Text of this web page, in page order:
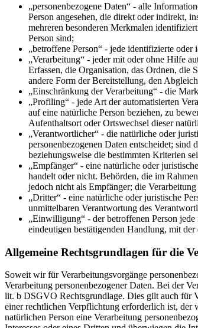
„personenbezogene Daten“ - alle
Person angesehen, die direkt oder indirekt,
mehreren besonderen Merkmalen
Person sind;
„betroffene Person“ - jede identifizierte
„Verarbeitung“ - jeder mit oder ohne Hilfe
Erfassen, die Organisation, das Ordnen, die
andere Form der Bereitstellung, den
„Einschränkung der Verarbeitung“ - die
„Profiling“ - jede Art der automatisierten
auf eine natürliche Person beziehen, zu
Aufenthaltsort oder Ortswechsel dieser
„Verantwortlicher“ - die natürliche oder
personenbezogenen Daten entscheidet;
beziehungsweise die bestimmten Kriterien
„Empfänger“ - eine natürliche oder
handelt oder nicht. Behörden, die im
jedoch nicht als Empfänger; die
„Dritter“ - eine natürliche oder juristische
unmittelbaren Verantwortung des
„Einwilligung“ - der betroffenen Person
eindeutigen bestätigenden Handlung, mit
Allgemeine Rechtsgrundlagen für die
Soweit wir für Verarbeitungsvorgänge
Verarbeitung personenbezogener Daten. Bei der
lit. b DSGVO Rechtsgrundlage. Dies gilt auch für
einer rechtlichen Verpflichtung erforderlich ist, der
natürlichen Person eine Verarbeitung